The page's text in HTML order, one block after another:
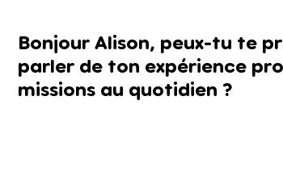
Bonjour Alison, peux-tu te
parler de ton expérience
missions au quotidien ?